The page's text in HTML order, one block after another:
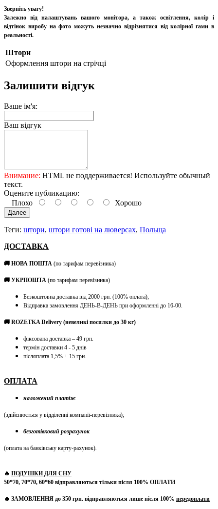
Зверніть увагу!
Залежно від налаштувань вашого монітора, а також освітлення, колір і
відтінок виробу на фото можуть незначно відрізнятися від колірної гами в
реальності.
Штори
Оформлення штори на стрічці
Залишити відгук
Ваше ім'я:
Ваш відгук
Внимание: HTML не поддерживается! Используйте обычный
текст.
Оцените публикацию:
Плохо
Хорошо
Далее
Теги: штори, штори готові на люверсах, Польща
ДОСТАВКА
🚚 НОВА ПОШТА (по тарифам перевізника)
🚚 УКРПОШТА (по тарифам перевізника)
Безкоштовна доставка від 2000 грн. (100% оплата);
Відправка замовлення ДЕНЬ-В-ДЕНЬ при оформленні до 16-00.
🚚 ROZETKA Delivery (невеликі посилки до 30 кг)
фіксована доставка – 49 грн.
термін доставки 4 - 5 днів
післяплата 1,5% + 15 грн.
ОПЛАТА
наложений платіж
(здійснюється у відділенні компанії-перевізника);
безготівковий розрахунок
(оплата на банківську карту-рахунок)
🔥 ПОДУШКИ ДЛЯ СНУ
50*70, 70*70, 60*60 відправляються тільки після 100% ОПЛАТИ
🔥 ЗАМОВЛЕННЯ до 350 грн. відправляються лише після 100% передоплати